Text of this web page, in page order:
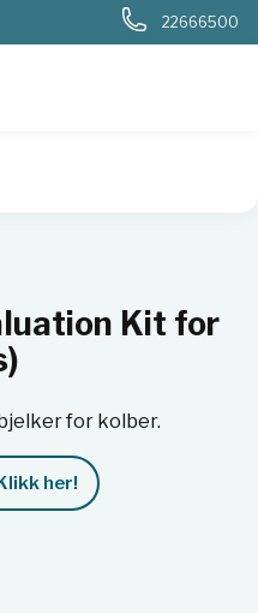
22666500
Kit for
for kolber.
her!